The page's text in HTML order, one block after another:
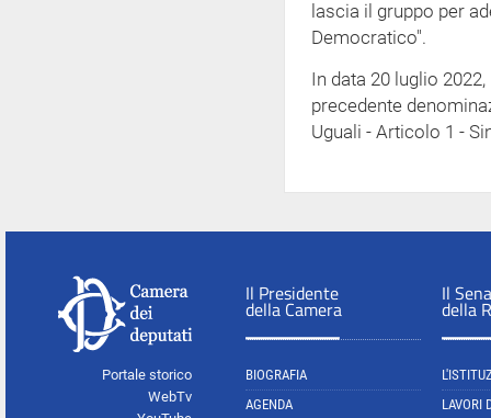
lascia il gruppo per
Democratico".
In data 20 luglio
precedente
Uguali - Articolo 1 -
Portale storico
WebTv
Il Presidente
della Camera
BIOGRAFIA
AGENDA
Il
della
LAVORI